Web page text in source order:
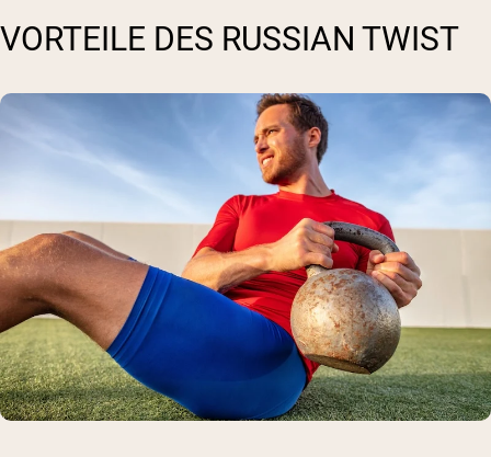
VORTEILE DES RUSSIAN TWIST